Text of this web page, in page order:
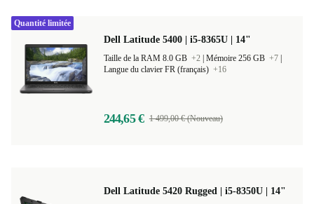
Dell Latitude 5400 | i5-8365U | 14"
Taille de la RAM 8.0 GB +2 Mémoire 256 GB +7
Langue du clavier FR (français) +16
244,65 € 1 499,00 € (Nouveau)
Quantité limitée
Dell Latitude 5420 Rugged | i5-8350U | 14"